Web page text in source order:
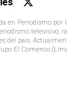
en Periodismo por
televisivo,
del país.
El Comercio